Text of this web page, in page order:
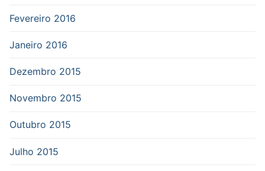
Fevereiro 2016
Janeiro 2016
Dezembro 2015
Novembro 2015
Outubro 2015
Julho 2015